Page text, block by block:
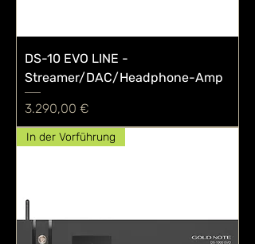
DS-10 EVO LINE -
Streamer/DAC/Headphone-Amp
Preis
3.290,00 €
In der Vorführung